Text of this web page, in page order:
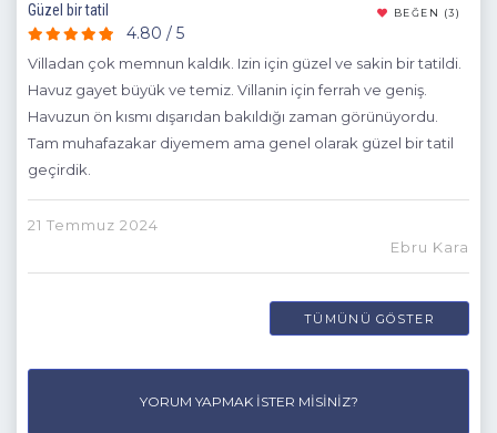
Güzel bir tatil BEĞEN (3)
4.80 / 5
Villadan çok memnun kaldık. Izin için güzel ve sakin bir tatildi.
Havuz gayet büyük ve temiz. Villanin için ferrah ve geniş.
Havuzun ön kısmı dışarıdan bakıldığı zaman görünüyordu.
Tam muhafazakar diyemem ama genel olarak güzel bir tatil
geçirdik.
21 Temmuz 2024
Ebru Kara
TÜMÜNÜ GÖSTER
YORUM YAPMAK İSTER MISINIZ?